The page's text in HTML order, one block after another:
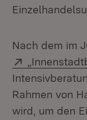
Nach dem im
Extern:
Rahmen von
wird, um den